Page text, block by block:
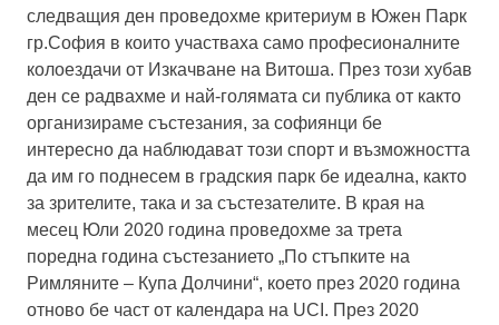
следващия ден проведохме критериум в Южен Парк
гр.София в които участваха само професионалните
колоездачи от Изкачване на Витоша. През този хубав
ден се радвахме и най-голямата си публика от както
организираме състезания, за софиянци бе
интересно да наблюдават този спорт и възможността
да им го поднесем в градския парк бе идеална, както
за зрителите, така и за състезателите. В края на
месец Юли 2020 година проведохме за трета
поредна година състезанието „По стъпките на
Римляните – Купа Долчини“, което през 2020 година
отново бе част от календара на UCI. През 2020